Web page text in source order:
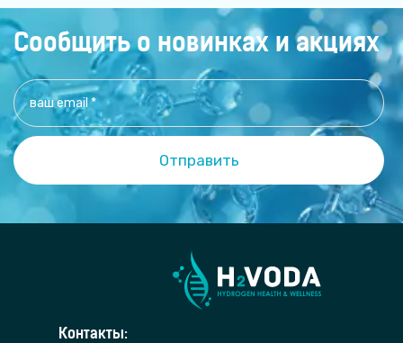
Сообщить о новинках и акциях
Контакты: